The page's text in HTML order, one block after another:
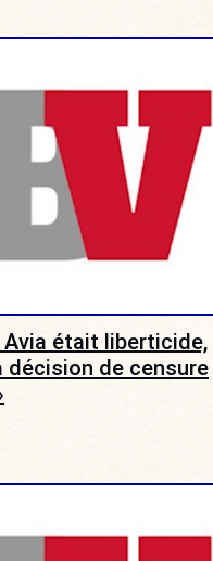
Avia était liberticide,
décision de censure